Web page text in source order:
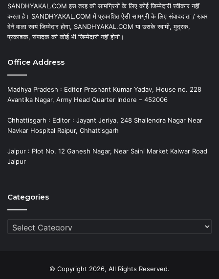
SANDHYAKAL.COM इस तरह की सामग्रियों के लिए कोई जिम्मेदारी स्वीकार नहीं
करता है। SANDHYAKAL.COM में प्रकाशित ऐसी सामग्री के लिए संवाददाता / खबर
देने वाला स्वयं जिम्मेदार होगा, SANDHYAKAL.COM या उसके स्वामी, मुद्रक,
प्रकाशक, संपादक की कोई भी जिम्मेदारी नहीं होगी।
Office Address
Madhya Pradesh : Editor Prashant Kumar Yadav, House no. 228
Avantika Nagar, Army Head Quarter Indore – 452006
Chhattisgarh : Editor : Jayant Jeriya, 248 Shailendra Nagar Near
Navkar Hospital Raipur, Chhattisgarh
Jaipur : Plot No. 12 Ganesh Nagar, Near Saini Market Kalwar Road
Jaipur
Categories
Categories
© Copyright 2026, All Rights Reserved.